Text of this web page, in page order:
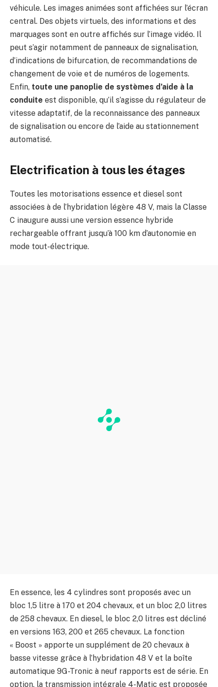
véhicule. Les images animées sont affichées sur l’écran
central. Des objets virtuels, des informations et des
marquages sont en outre affichés sur l’image vidéo. Il
peut s’agir notamment de panneaux de signalisation,
d’indications de bifurcation, de recommandations de
changement de voie et de numéros de logements.
Enfin, toute une panoplie de systèmes d’aide à la
conduite est disponible, qu’il s’agisse du régulateur de
vitesse adaptatif, de la reconnaissance des panneaux
de signalisation ou encore de l’aide au stationnement
automatisé.
Electrification à tous les étages
Toutes les motorisations essence et diesel sont
associées à de l’hybridation légère 48 V, mais la Classe
C inaugure aussi une version essence hybride
rechargeable offrant jusqu’à 100 km d’autonomie en
mode tout-électrique.
En essence, les 4 cylindres sont proposés avec un
bloc 1,5 litre à 170 et 204 chevaux, et un bloc 2,0 litres
de 258 chevaux. En diesel, le bloc 2,0 litres est décliné
en versions 163, 200 et 265 chevaux. La fonction
« Boost » apporte un supplément de 20 chevaux à
basse vitesse grâce à l’hybridation 48 V et la boîte
automatique 9G-Tronic à neuf rapports est de série. En
option, la transmission intégrale 4-Matic est proposée